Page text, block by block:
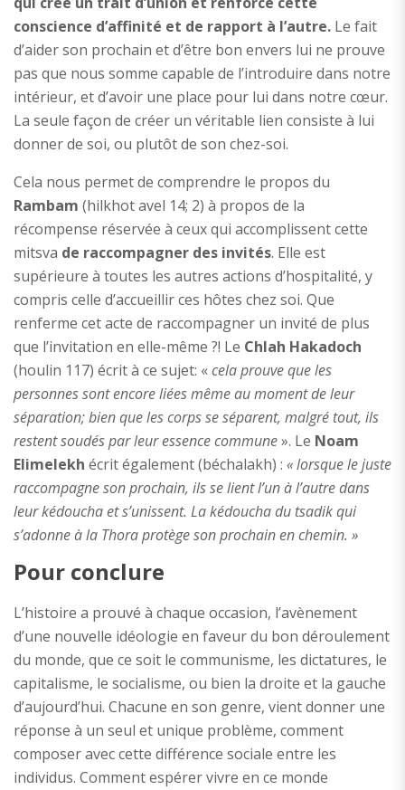
conscience d’affinité et de rapport à l’autre. Le fait
d’aider son prochain et d’être bon envers lui ne prouve
pas que nous somme capable de l’introduire dans notre
intérieur, et d’avoir une place pour lui dans notre cœur.
La seule façon de créer un véritable lien consiste à lui
donner de soi, ou plutôt de son chez-soi.
Cela nous permet de comprendre le propos du
Rambam (hilkhot avel 14; 2) à propos de la
récompense réservée à ceux qui accomplissent cette
mitsva de raccompagner des invités. Elle est
supérieure à toutes les autres actions d’hospitalité, y
compris celle d’accueillir ces hôtes chez soi. Que
renferme cet acte de raccompagner un invité de plus
que l’invitation en elle-même ?! Le Chlah Hakadoch
(houlin 117) écrit à ce sujet: «cela prouve que les
personnes sont encore liées même au moment de leur
séparation; bien que les corps se séparent, malgré tout, ils
restent soudés par leur essence commune». Le Noam
Elimelekh écrit également (béchalakh) : « lorsque le juste
raccompagne son prochain, ils se lient l’un à l’autre dans
leur kédoucha et s’unissent. La kédoucha du tsadik qui
s’adonne à la Thora protège son prochain en chemin. »
Pour conclure
L’histoire a prouvé à chaque occasion, l’avènement
d’une nouvelle idéologie en faveur du bon déroulement
du monde, que ce soit le communisme, les dictatures, le
capitalisme, le socialisme, ou bien la droite et la gauche
d’aujourd’hui. Chacune en son genre, vient donner une
réponse à un seul et unique problème, comment
composer avec cette différence sociale entre les
individus. Comment espérer vivre en ce monde